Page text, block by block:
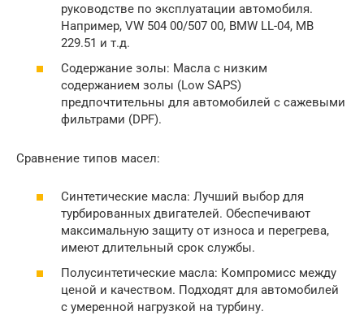
руководстве по эксплуатации автомобиля.
Например, VW 504 00/507 00, BMW LL-04, MB
229.51 и т.д.
Содержание золы: Масла с низким
содержанием золы (Low SAPS)
предпочтительны для автомобилей с сажевыми
фильтрами (DPF).
Сравнение типов масел:
Синтетические масла: Лучший выбор для
турбированных двигателей. Обеспечивают
максимальную защиту от износа и перегрева,
имеют длительный срок службы.
Полусинтетические масла: Компромисс между
ценой и качеством. Подходят для автомобилей
с умеренной нагрузкой на турбину.